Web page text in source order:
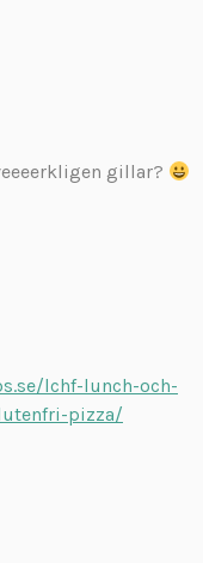
gillar?
lchf-lunch-och-
pizza/